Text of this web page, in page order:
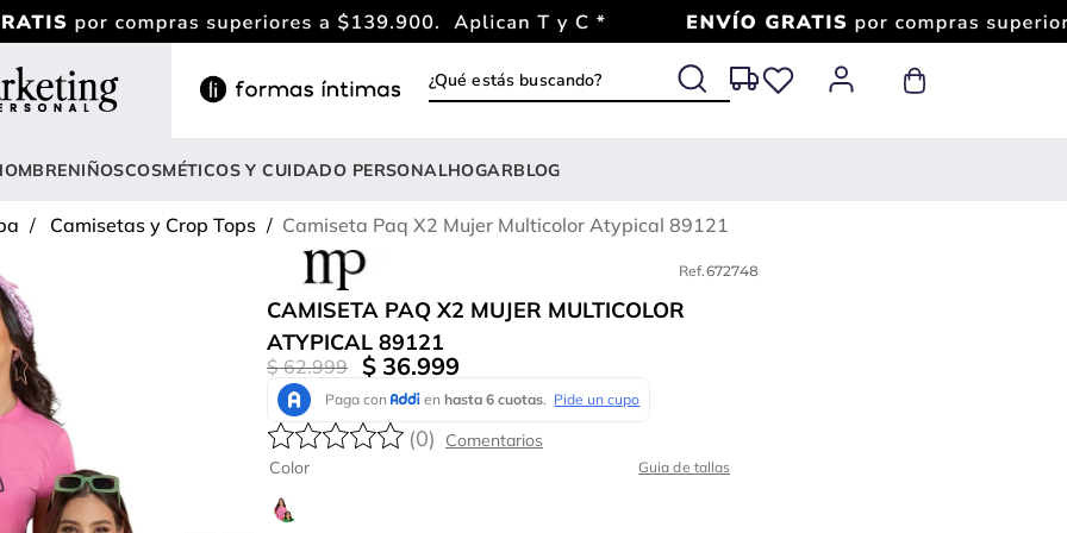
¿Qué estás buscando?
NIÑOSCOSMÉTICOS Y CUIDADO PERSONALHOGARBLOG
Camisetas y Crop Tops Camiseta Paq X2 Mujer Multicolor Atypical 89121
Ref.672748
CAMISETA PAQ X2 MUJER MULTICOLOR
ATYPICAL 89121
$ 62.999 $ 36.999
(0)
Color Guia de tallas
deportiva mujer